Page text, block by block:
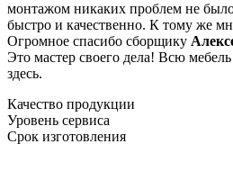
монтажом никаких проблем не
быстро и качественно. К тому же
Огромное спасибо сборщику
Это мастер своего дела! Всю мебель
здесь.
Качество продукции
Уровень сервиса
Срок изготовления